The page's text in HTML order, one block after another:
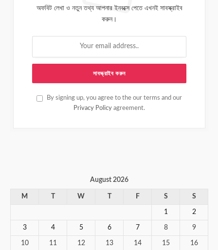
অফবিট লেখা ও নতুন তথ্য আপনার ইনবক্সে পেতে এখনই সাবস্ক্রাইব
করুন।
By signing up, you agree to the our terms and our
Privacy Policy agreement.
August 2026
M T W T F S S
1 2
3 4 5 6 7 8 9
10 11 12 13 14 15 16